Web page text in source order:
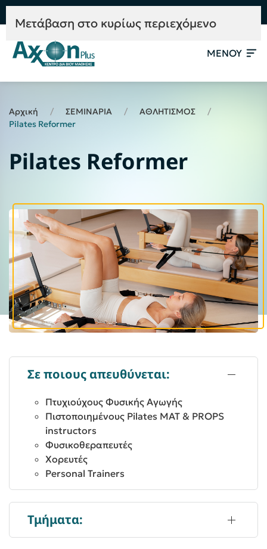
Mετάβαση στο κυρίως περιεχόμενο
ΜΕΝΟΥ
Αρχική ΣΕΜΙΝΑΡΙΑ
ΑΘΛΗΤΙΣΜΟΣ
Pilates Reformer
Pilates Reformer
Σε ποιους απευθύνεται:
Πτυχιούχους Φυσικής Αγωγής
Πιστοποιημένους Pilates MAT & PROPS
instructors
Φυσικοθεραπευτές
Χορευτές
Personal Trainers
Τμήματα: